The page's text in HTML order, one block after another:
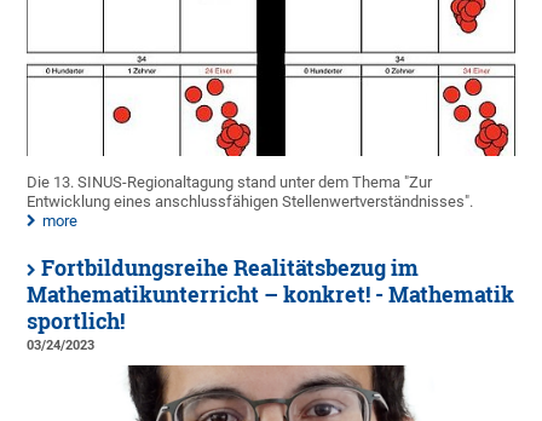
Die 13. SINUS-Regionaltagung stand unter dem Thema "Zur
Entwicklung eines anschlussfähigen Stellenwertverständnisses".
more
Fortbildungsreihe Realitätsbezug im
Mathematikunterricht – konkret! - Mathematik
sportlich!
03/24/2023